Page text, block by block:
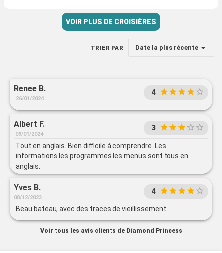
VOIR PLUS DE CROISIÈRES
TRIER PAR Date la plus récente
Renee B.
26/01/2024
4
Albert F.
09/01/2024
3
Tout en anglais. Bien difficile à comprendre. Les
informations les programmes les menus sont tous en
anglais.
Yves B.
08/12/2023
4
Beau bateau, avec des traces de vieillissement.
Voir tous les avis clients de Diamond Princess